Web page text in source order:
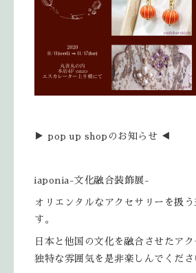
▶︎ pop up shopのお知らせ ◀︎
iaponia-文化融合装飾展-
オリエンタルなアクセサリーを扱
す。
日本と他国の文化を融合させたア
独特な雰囲気を是非楽しんでくださ